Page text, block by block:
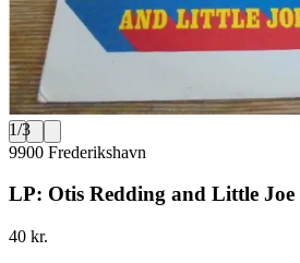
1/3
9900 Frederikshavn
LP: Otis Redding and Little
40 kr.